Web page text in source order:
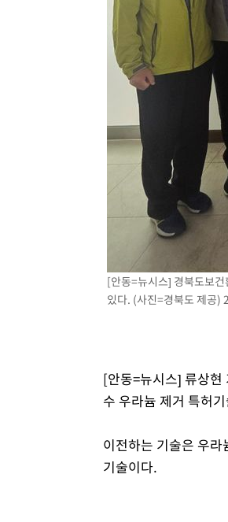
[속보]與전대 권리당원투표
[속보]與 당대표 경선, 경북
[속보]與 당대표 경선, 대구
[속보]與 당대표 경선, 강원
"일본축구협회, 대한축구협
[속보]장은수, KLPGA 제주
"얼마나 더웠으면"…안동 물
손흥민, 68분 뛰고 2경기
'2경기 연속 침묵' 손흥민,
이강인, 오늘 서울서 AT마
'여긴 20도, 저긴 50도'…열화상
콜롬비아 신임 우파 대통령 취임
튀르키예 외무장관, "메카 3국
이군이 불법 군시설 건설한 레바
[안동=뉴시스] 경북도보
있다. (사진=경북도 제공)
[안동=뉴시스] 류상현
수 우라늄 제거 특허
이전하는 기술은 우
기술이다.